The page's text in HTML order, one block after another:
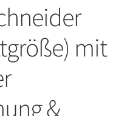
mit
&